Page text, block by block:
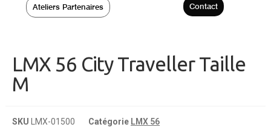
Ateliers Partenaires Contact
LMX 56 City Traveller Taille
M
SKU LMX-01500 Catégorie LMX 56